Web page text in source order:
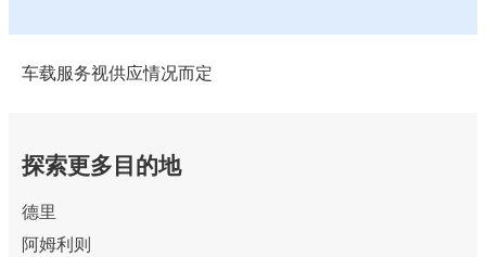
车载服务视供应情况而定
探索更多目的地
德里
阿姆利则